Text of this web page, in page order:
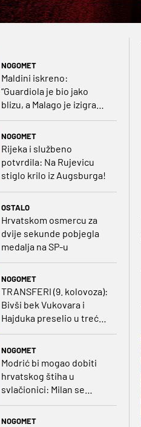
NOGOMET
Maldini iskreno:
“Guardiola je bio jako
blizu, a Malago je izigrao
NOGOMET
Rijeka i službeno
potvrdila: Na Rujevicu
stiglo krilo iz Augsburga!
OSTALO
Hrvatskom osmercu za
dvije sekunde pobjegla
medalja na SP-u
NOGOMET
TRANSFERI (9. kolovoza):
Bivši bek Vukovara i
Hajduka preselio u treću
ligu, đakovački 'sin vjetra'
NOGOMET
Modrić bi mogao dobiti
hrvatskog štiha u
svlačionici: Milan se
NOGOMET